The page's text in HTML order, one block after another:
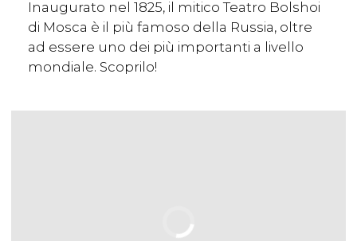
Inaugurato nel 1825, il mitico Teatro Bolshoi
di Mosca è il più famoso della Russia, oltre
ad essere uno dei più importanti a livello
mondiale. Scoprilo!